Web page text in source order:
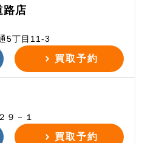
路店
5丁目11-3
買取予約
９－１
買取予約